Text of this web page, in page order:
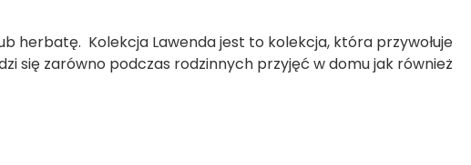
herbatę. Kolekcja Lawenda jest to kolekcja, która przywołuje
się zarówno podczas rodzinnych przyjęć w domu jak również